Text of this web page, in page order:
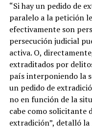
“Si hay un pedido de
paralelo a la petición
efectivamente son
persecución judicial
activa. O,
extraditados por
país interponiendo la
un pedido de
no en función de la
cabe como solicitante
extradición”, detalló